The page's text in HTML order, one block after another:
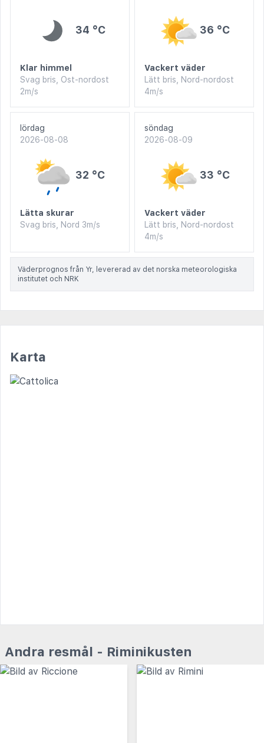
34 °C
Klar himmel
Svag bris, Ost-nordost
2m/s
36 °C
Vackert väder
Lätt bris, Nord-nordost
4m/s
lördag
2026-08-08
32 °C
Lätta skurar
Svag bris, Nord 3m/s
söndag
2026-08-09
33 °C
Vackert väder
Lätt bris, Nord-nordost
4m/s
Väderprognos från Yr, levererad av det norska meteorologiska
institutet och NRK
Karta
Andra resmål - Riminikusten